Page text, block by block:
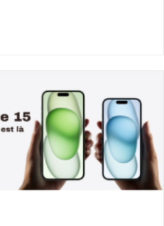
êtes-vous équipés ?